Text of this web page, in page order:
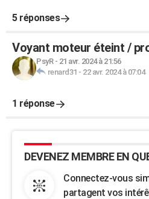
5 réponses
Voyant moteur éteint /
PsyR- 21 avr. 2024 à 21:56
renard31 - 22 avr. 2024 à 07:04
1 réponse
DEVENEZ MEMBRE EN
Connectez-vous
partagent vos